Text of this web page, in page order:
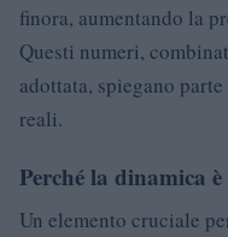
finora, aumentando la
Questi numeri,
adottata, spiegano
reali.
Perché la dinamica
Un elemento cruciale